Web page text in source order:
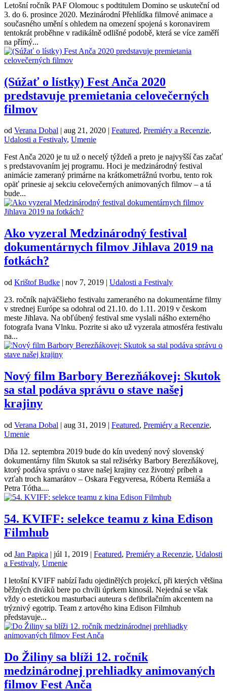
Letošní ročník PAF Olomouc s podtitulem Domino se uskuteční od
3. do 6. prosince 2020. Mezinárodní Přehlídka filmové animace a
současného umění s ohledem na omezení spojená s koronavirem
tentokrát proběhne v radikálně odlišné podobě, která se více zaměří
na přímý...
(Súžať o lístky) Fest Anča 2020
predstavuje premietania celovečerných
filmov
od Verana Dobal | aug 21, 2020 | Featured, Premiéry a Recenzie,
Udalosti a Festivaly, Umenie
Fest Anča 2020 je tu už o necelý týždeň a preto je najvyšší čas začať
s predstavovaním jej programu. Hoci je medzinárodný festival
animácie zameraný primárne na krátkometrážnú tvorbu, tento rok
opäť prinesie aj sekciu celovečerných animovaných filmov – a tá
bude...
Ako vyzeral Medzinárodný festival
dokumentárnych filmov Jihlava 2019 na
fotkách?
od Krištof Budke | nov 7, 2019 | Udalosti a Festivaly
23. ročník najväčšieho festivalu zameraného na dokumentárne filmy
v strednej Európe sa odohral od 21.10. do 1.11. 2019 v českom
meste Jihlava. Na obľúbený festival sme vyslali nášho externého
fotografa Ivana Vlnku. Pozrite si ako už vyzerala atmosféra festivalu
na...
Nový film Barbory Berezňákovej: Skutok
sa stal podáva správu o stave našej
krajiny
od Verana Dobal | aug 31, 2019 | Featured, Premiéry a Recenzie,
Umenie
Dňa 12. septembra 2019 bude do kín uvedený nový slovenský
dokumentárny film Skutok sa stal režisérky Barbory Berezňákovej,
ktorý podáva správu o stave našej krajiny cez životný príbeh a
vzťah troch kamarátov – Oskara Fegyveresa, Róberta Remiáša a
Petra Tótha....
54. KVIFF: selekce teamu z kina Edison
Filmhub
od Jan Papica | júl 1, 2019 | Featured, Premiéry a Recenzie, Udalosti
a Festivaly, Umenie
I letošní KVIFF nabízí řadu ojedinělých projekcí, při kterých většina
běžných diváků bere po chvíli úprkem kinosál. Nejedná se však
vždy o estetickou masturbaci auteura s defibrilačním akcentem na
trýznivý egotrip. Team z artového kina Edison Filmhub
představuje...
Do Žiliny sa blíži 12. ročník
medzinárodnej prehliadky animovaných
filmov Fest Anča